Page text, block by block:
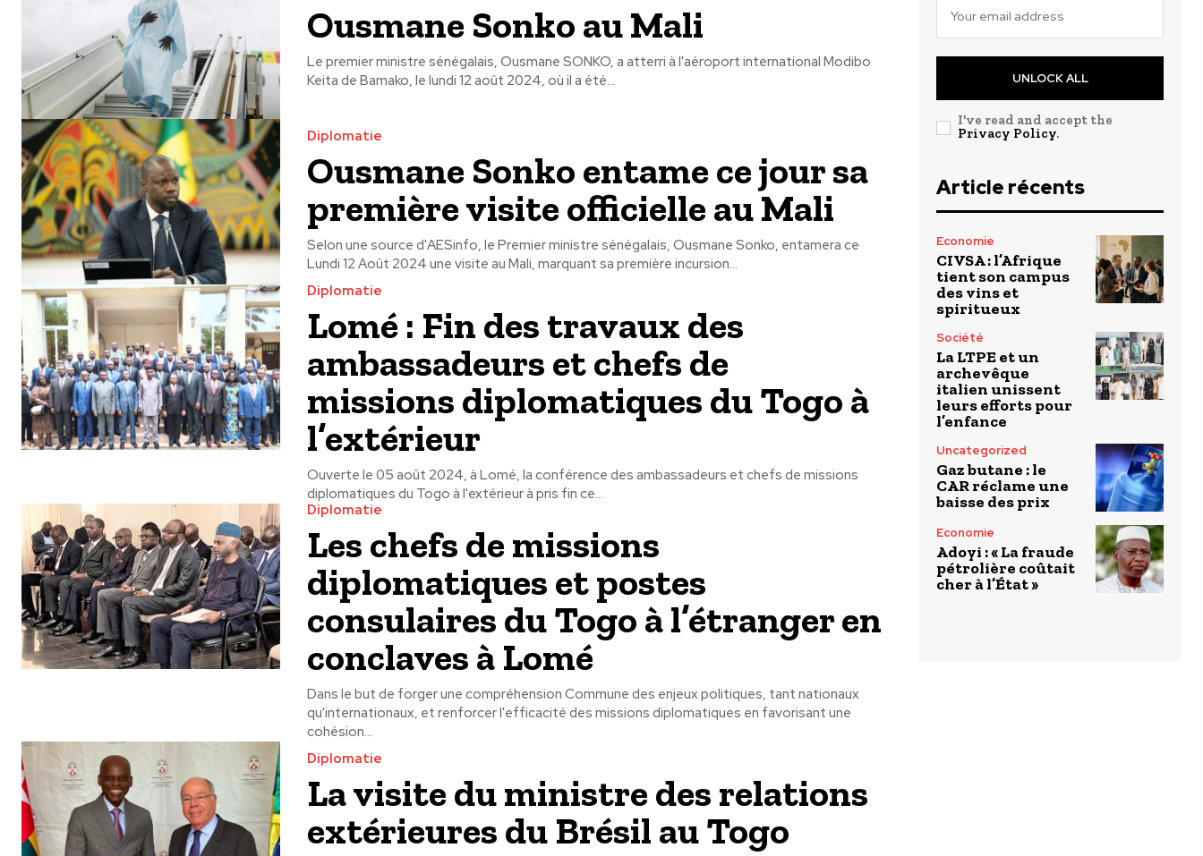
Ousmane Sonko au Mali
Le premier ministre sénégalais, Ousmane SONKO, a atterri à l'aéroport international Modibo
Keita de Bamako, le lundi 12 août 2024, où il a été...
Diplomatie
Ousmane Sonko entame ce jour sa
première visite officielle au Mali
Selon une source d'AESinfo, le Premier ministre sénégalais, Ousmane Sonko, entamera ce
Lundi 12 Août 2024 une visite au Mali, marquant sa première incursion...
Diplomatie
Lomé : Fin des travaux des
ambassadeurs et chefs de
missions diplomatiques du Togo à
l’extérieur
Ouverte le 05 août 2024, à Lomé, la conférence des ambassadeurs et chefs de missions
diplomatiques du Togo à l'extérieur à pris fin ce...
Diplomatie
Les chefs de missions
diplomatiques et postes
consulaires du Togo à l’étranger en
conclaves à Lomé
Dans le but de forger une compréhension Commune des enjeux politiques, tant nationaux
qu'internationaux, et renforcer l'efficacité des missions diplomatiques en favorisant une
cohésion...
Diplomatie
La visite du ministre des relations
extérieures du Brésil au Togo
UNLOCK ALL
I've read and accept the
Privacy Policy.
Article récents
Economie
CIVSA : l’Afrique
tient son campus
des vins et
spiritueux
Société
La LTPE et un
archevêque
italien unissent
leurs efforts pour
l’enfance
Uncategorized
Gaz butane : le
CAR réclame une
baisse des prix
Economie
Adoyi : « La fraude
pétrolière coûtait
cher à l’État »